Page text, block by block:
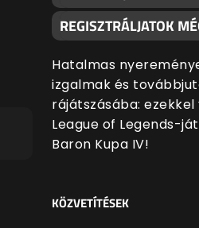
REGISZTRÁLJATOK
Hatalmas
izgalmak és
rájátszásába:
League of Legends-
Baron Kupa IV!
KÖZVETÍTÉSEK